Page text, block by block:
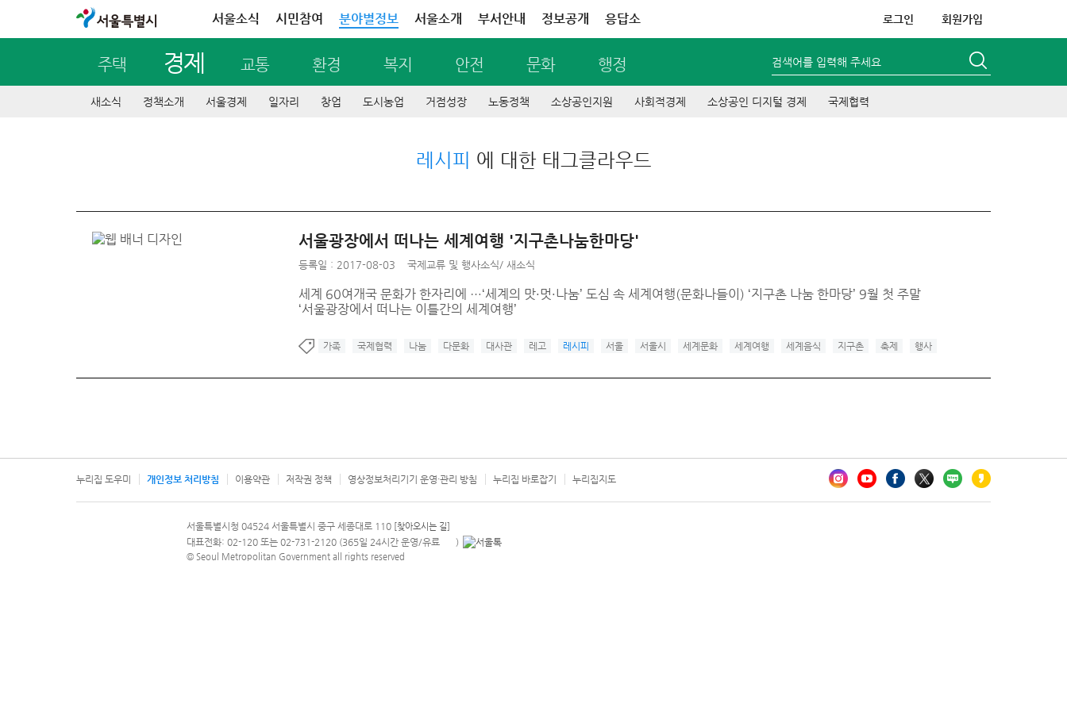
서울특별시 서울소식 시민참여 분야별정보 서울소개 부서안내 정보공개 응답소 로그인 회원가입
주택 경제 교통 환경 복지 안전 문화 행정 검색어를 입력해 주세요
새소식 정책소개 서울경제 일자리 창업 도시농업 거점성장 노동정책 소상공인지원 사회적경제 소상공인 디지털 경제 국제협력
레시피 에 대한 태그클라우드
서울광장에서 떠나는 세계여행 '지구촌나눔한마당'
등록일 : 2017-08-03 국제교류 및 행사소식/ 새소식
세계 60여개국 문화가 한자리에 …‘세계의 맛·멋·나눔’ 도심 속 세계여행(문화나들이) ‘지구촌 나눔 한마당’ 9월 첫 주말
‘서울광장에서 떠나는 이틀간의 세계여행’
가족 국제협력 나눔 다문화 대사관 레고 레시피 서울 서울시 세계문화 세계여행 세계음식 지구촌 축제 행사
누리집 도우미 개인정보 처리방침 이용약관 저작권 정책 영상정보처리기기 운영·관리 방침 누리집 바로잡기 누리집지도
문의 전화번호 120, 120 다산콜재단
서울특별시청 04524 서울특별시 중구 세종대로 110 [찾아오시는 길]
대표전화: 02-120 또는 02-731-2120 (365일 24시간 운영/유료 안내팝업 열기
)
© Seoul Metropolitan Government all rights reserved